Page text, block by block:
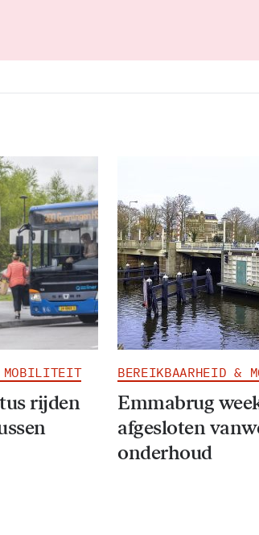
MOBILITEIT
rijden
BEREIKBAARHEID &
Emmabrug
afgesloten
onderhoud